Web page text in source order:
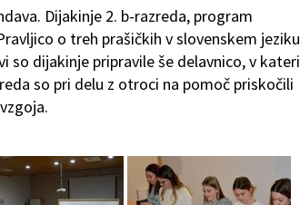
Dijakinje 2. b-razreda, program
o treh prašičkih v slovenskem jeziku
so dijakinje pripravile še delavnico, v kateri
so pri delu z otroci na pomoč priskočili